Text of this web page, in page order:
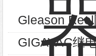
Gleason
GIGAVAC继